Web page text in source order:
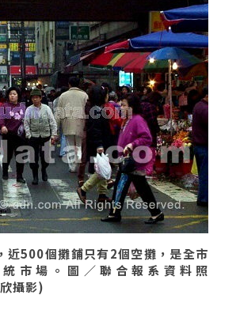
近500個攤鋪只有2個空攤，是全市
市場。圖／聯合報系資料照
攝影)